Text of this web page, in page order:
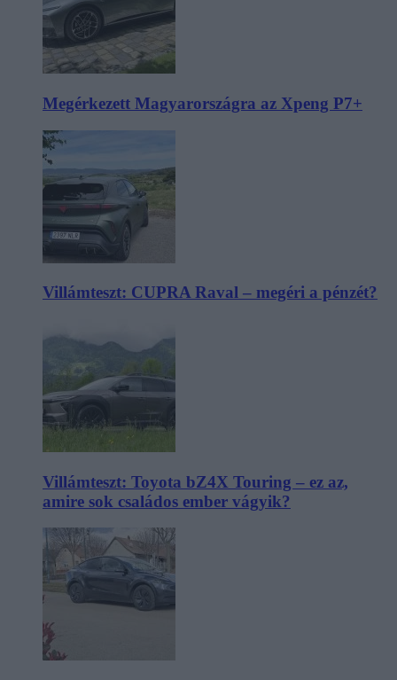
Megérkezett Magyarországra az Xpeng P7+
Villámteszt: CUPRA Raval – megéri a pénzét?
Villámteszt: Toyota bZ4X Touring – ez az,
amire sok családos ember vágyik?